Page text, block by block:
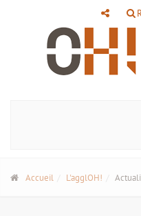
Accueil L'agglOH!
Panneau de gestion des cookies